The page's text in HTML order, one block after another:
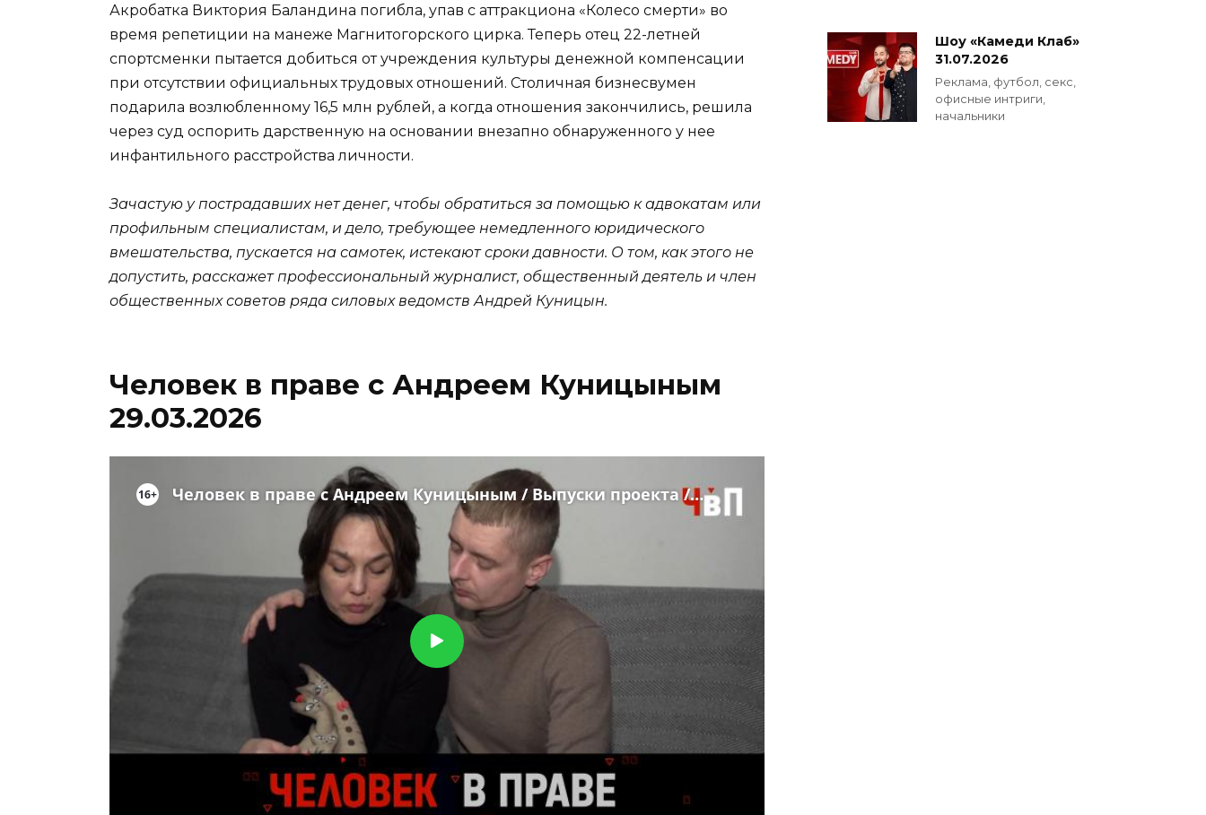
Акробатка Виктория Баландина погибла, упав с аттракциона «Колесо смерти» во
время репетиции на манеже Магнитогорского цирка. Теперь отец 22-летней
спортсменки пытается добиться от учреждения культуры денежной компенсации
при отсутствии официальных трудовых отношений. Столичная бизнесвумен
подарила возлюбленному 16,5 млн рублей, а когда отношения закончились, решила
через суд оспорить дарственную на основании внезапно обнаруженного у нее
инфантильного расстройства личности.
Зачастую у пострадавших нет денег, чтобы обратиться за помощью к адвокатам или
профильным специалистам, и дело, требующее немедленного юридического
вмешательства, пускается на самотек, истекают сроки давности. О том, как этого не
допустить, расскажет профессиональный журналист, общественный деятель и член
общественных советов ряда силовых ведомств Андрей Куницын.
Человек в праве с Андреем Куницыным
29.03.2026
Шоу «Камеди Клаб»
31.07.2026
Реклама, футбол, секс,
офисные интриги,
начальники